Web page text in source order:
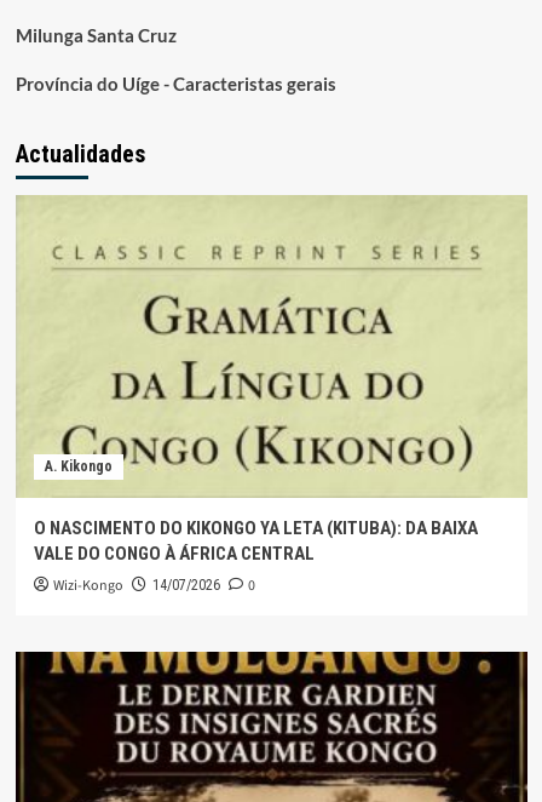
Milunga Santa Cruz
Província do Uíge - Caracteristas gerais
Actualidades
A. Kikongo
O NASCIMENTO DO KIKONGO YA LETA (KITUBA): DA BAIXA
VALE DO CONGO À ÁFRICA CENTRAL
Wizi-Kongo 14/07/2026 0